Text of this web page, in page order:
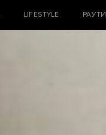
LIFESTYLE РАУТИ